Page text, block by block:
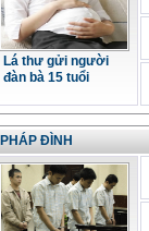
Lá thư gửi người
đàn bà 15 tuổi
PHÁP ĐÌNH